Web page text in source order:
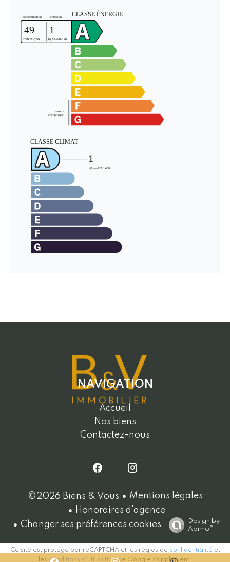
NAVIGATION
Accueil
Nos biens
Contactez-nous
©2026 Biens & Vous
Mentions légales
Honoraires d'agence
Changer ses préférences cookies
Design by
Apimo™
Ce site est protégé par reCAPTCHA et les règles de confidentialité et
les conditions d'utilisationde Google s'appliquent.